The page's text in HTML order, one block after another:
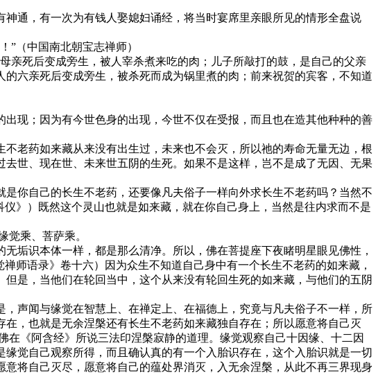
通，有一次为有钱人娶媳妇诵经，将当时宴席里亲眼所见的情形全盘说
”（中国南北朝宝志禅师）
亲死后变成旁生，被人宰杀煮来吃的肉；儿子所敲打的鼓，是自己的父亲
六亲死后变成旁生，被杀死而成为锅里煮的肉；前来祝贺的宾客，不知道
现；因为有今世色身的出现，今世不仅在受报，而且也在造其他种种的善
老药如来藏从来没有出生过，未来也不会灭，所以祂的寿命无量无边，根
世、现在世、未来世五阴的生死。如果不是这样，岂不是成了无因、无果
你自己的长生不老药，还要像凡夫俗子一样向外求长生不老药吗？当然不
》）既然这个灵山也就是如来藏，就在你自己身上，当然是往内求而不是
觉乘、菩萨乘。
垢识本体一样，都是那么清净。所以，佛在菩提座下夜睹明星眼见佛性，
师语录》卷十六）因为众生不知道自己身中有一个长生不老药的如来藏，
是，当他们在轮回当中，这个从来没有轮回生死的如来藏，与他们的五阴
声闻与缘觉在智慧上、在禅定上、在福德上，究竟与凡夫俗子不一样，所
，也就是无余涅槃还有长生不老药如来藏独自存在；所以愿意将自己灭
《阿含经》所说三法印涅槃寂静的道理。缘觉观察自己十因缘、十二因
觉自己观察所得，而且确认真的有一个入胎识存在，这个入胎识就是一切
将自己灭尽，愿意将自己的蕴处界消灭，入无余涅槃，从此不再三界现身